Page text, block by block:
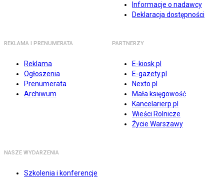
Informacje o nadawcy
Deklaracja dostępności
REKLAMA I PRENUMERATA
Reklama
Ogłoszenia
Prenumerata
Archiwum
PARTNERZY
E-kiosk.pl
E-gazety.pl
Nexto.pl
Mała księgowość
Kancelarierp.pl
Wieści Rolnicze
Życie Warszawy
NASZE WYDARZENIA
Szkolenia i konferencje